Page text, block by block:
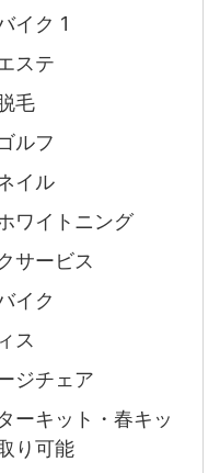
イク 1
ステ
毛
ルフ
イル
ワイトニング
サービス
イク
ス
ジチェア
ーキット・春キッ
り可能